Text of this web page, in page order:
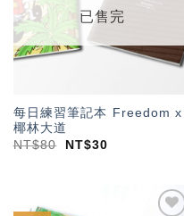
已售完
每日練習筆記本 Freedom x
椰林大道
NT$80 NT$30